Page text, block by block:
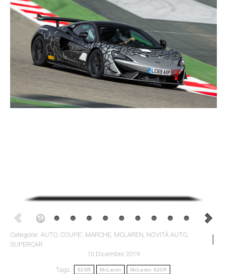
Categorie: AUTO, COUPE', MARCHE, MCLAREN, NOVITÀ AUTO,
SUPERCAR
10 Dicembre 2019
Tags: 620R McLaren McLaren 620R